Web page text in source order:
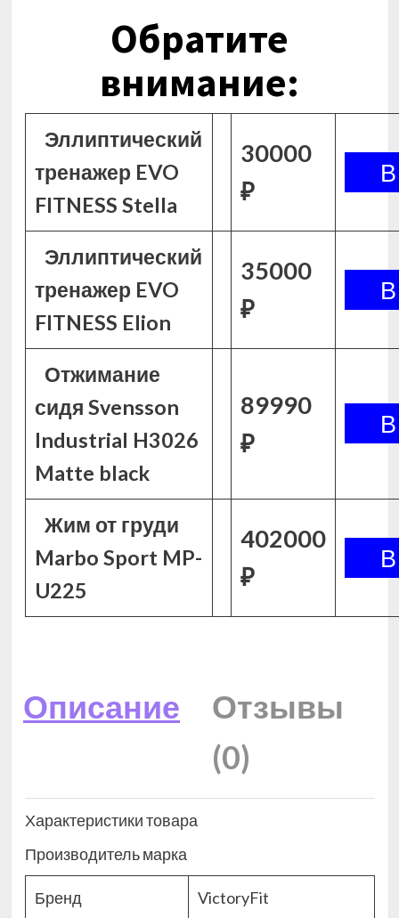
Обратите
внимание:
Эллиптический
тренажер EVO
FITNESS Stella
30000
₽
Эллиптический
тренажер EVO
FITNESS Elion
35000
₽
Отжимание
сидя Svensson
Industrial H3026
Matte black
89990
₽
Жим от груди
Marbo Sport MP-
U225
402000
₽
Описание
Отзывы
(0)
Характеристики товара
Производитель марка
Бренд VictoryFit